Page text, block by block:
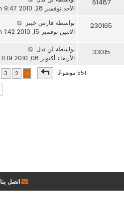
61487
الأحد نوفمبر 28, 2010 9:47 am
230165 بواسطة فارس خيبر
الاثنين نوفمبر 15, 2010 1:42 pm
33015 بواسطة لن نذل
الأربعاء أكتوبر 06, 2010 11:19 pm
551 موضوعًا صفحة من12
1
2
3
اتصل بنا